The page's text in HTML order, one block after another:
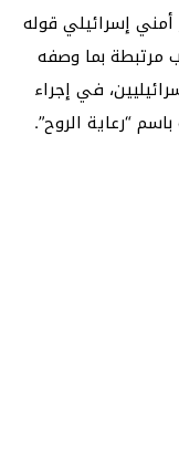
إسرائيلي قوله
مرتبطة بما وصفه
في إجراء
“رعاية الروح”.